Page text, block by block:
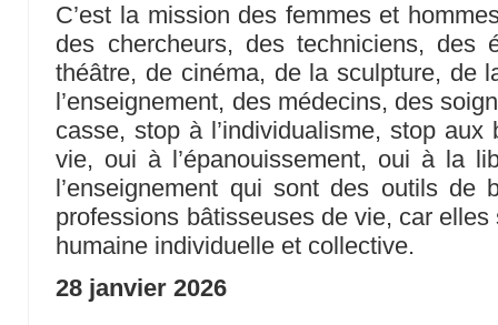
C’est la mission des femmes et
des chercheurs, des techniciens, des
théâtre, de cinéma, de la sculpture, de
l’enseignement, des médecins, des
casse, stop à l’individualisme, stop
vie, oui à l’épanouissement, oui à la
l’enseignement qui sont des outils de
professions bâtisseuses de vie, car elles
humaine individuelle et collective.
28 janvier 2026